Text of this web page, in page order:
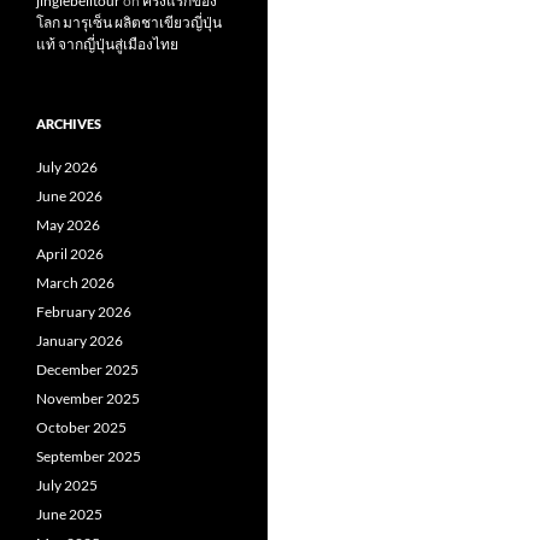
โลก มารุเซ็น ผลิตชาเขียวญี่ปุ่น
แท้ จากญี่ปุ่นสู่เมืองไทย
ARCHIVES
July 2026
June 2026
May 2026
April 2026
March 2026
February 2026
January 2026
December 2025
November 2025
October 2025
September 2025
July 2025
June 2025